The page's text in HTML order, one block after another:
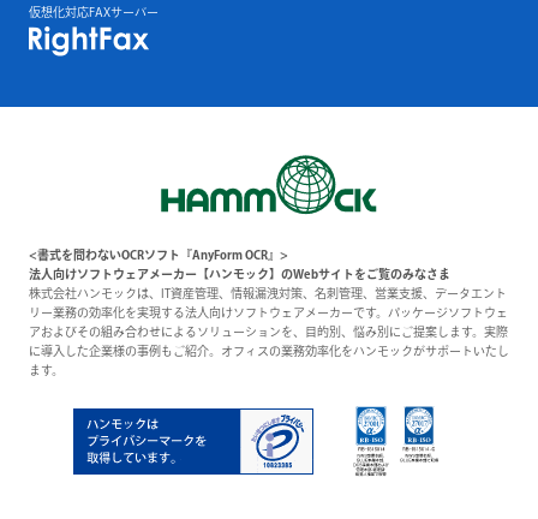
仮想化対応FAXサーバー
<書式を問わないOCRソフト『AnyForm OCR』>
法人向けソフトウェアメーカー【ハンモック】のWebサイトをご覧のみなさま
株式会社ハンモックは、IT資産管理、情報漏洩対策、名刺管理、営業支援、データエント
リー業務の効率化を実現する法人向けソフトウェアメーカーです。パッケージソフトウェ
アおよびその組み合わせによるソリューションを、目的別、悩み別にご提案します。実際
に導入した企業様の事例もご紹介。オフィスの業務効率化をハンモックがサポートいたし
ます。